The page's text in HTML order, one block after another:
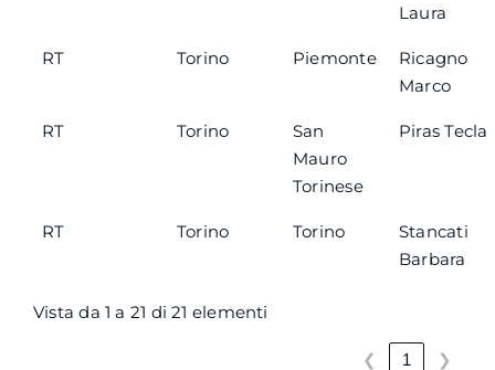
Laura
RT Torino Piemonte
Ricagno
Marco
RT Torino
San
Mauro
Torinese
Piras Tecla
RT Torino Torino
Stancati
Barbara
Vista da 1 a 21 di 21 elementi
❮ 1 ❯